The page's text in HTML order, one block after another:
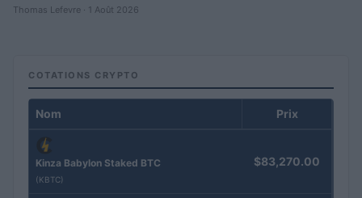
Thomas Lefevre · 1 Août 2026
COTATIONS CRYPTO
Nom Prix
Kinza Babylon Staked BTC
(KBTC)
$83,270.00